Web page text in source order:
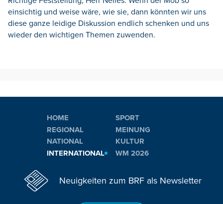
einsichtig und weise wäre, wie sie, dann könnten wir uns
diese ganze leidige Diskussion endlich schenken und uns
wieder den wichtigen Themen zuwenden.
HOME
REGIONAL
NATIONAL
INTERNATIONAL
SPORT
MEINUNG
KULTUR
WM 2026
Neuigkeiten zum BRF als Newsletter